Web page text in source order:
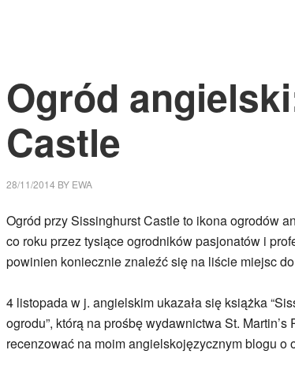
Ogród
Castle
28/11/2014 BY EWA
Ogród przy Sissinghurst Castle to ikona ogrodów
co roku przez tysiące ogrodników pasjonatów i
powinien koniecznie znaleźć się na liście miejsc
4 listopada w j. angielskim ukazała się książka
ogrodu”, którą na prośbę wydawnictwa St.
recenzować na moim angielskojęzycznym blogu o